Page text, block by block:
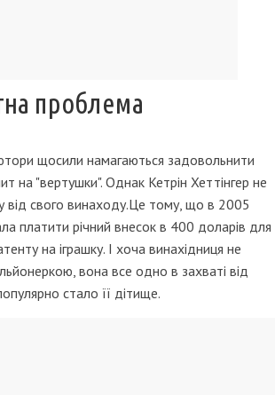
проблема
щосили намагаються задовольнити
на "вертушки". Однак Кетрін Хеттінгер не
від свого винаходу.Це тому, що в 2005
платити річний внесок в 400 доларів для
на іграшку. І хоча винахідниця не
вона все одно в захваті від
стало її дітище.